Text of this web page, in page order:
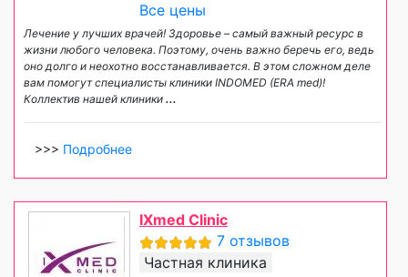
Все цены
Лечение у лучших врачей! Здоровье – самый важный ресурс в
жизни любого человека. Поэтому, очень важно беречь его, ведь
оно долго и неохотно восстанавливается. В этом сложном деле
вам помогут специалисты клиники INDOMED (ERA med)!
Коллектив нашей клиники ...
>>> Подробнее
IXmed Clinic
7 отзывов
Частная клиника